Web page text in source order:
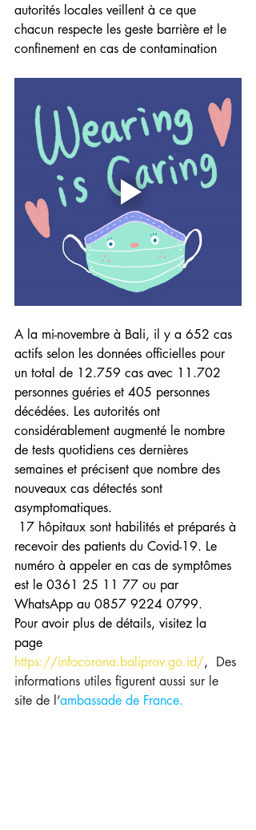
autorités locales veillent à ce que
chacun respecte les geste barrière et le
confinement en cas de contamination
A la mi-novembre à Bali, il y a 652 cas
actifs selon les données officielles pour
un total de 12.759 cas avec 11.702
personnes guéries et 405 personnes
décédées. Les autorités ont
considérablement augmenté le nombre
de tests quotidiens ces dernières
semaines et précisent que nombre des
nouveaux cas détectés sont
asymptomatiques.
recevoir des patients du Covid-19. Le
numéro à appeler en cas de symptômes
est le 0361 25 11 77 ou par
WhatsApp au 0857 9224 0799.
Pour avoir plus de détails, visitez la
page
https://infocorona.baliprov.go.id/, Des
informations utiles figurent aussi sur le
site de l’ambassade de France.